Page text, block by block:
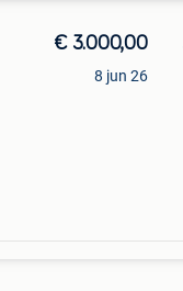
€ 3.000,00
8 jun 26